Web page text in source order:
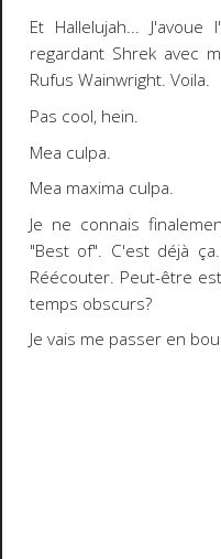
Et Hallelujah...
regardant Shrek avec
Rufus Wainwright. Voila.
Pas cool, hein.
Mea culpa.
Mea maxima culpa.
Je ne connais
"Best of". C'est déjà
Réécouter. Peut-être
temps obscurs?
Je vais me passer en